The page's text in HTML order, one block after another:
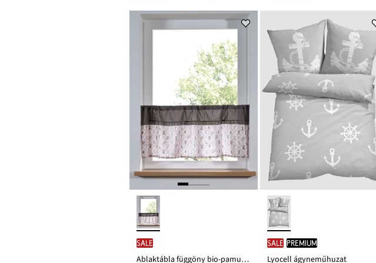
Ft-
ról
SALE
Ablaktábla függöny bio-pamutból
SALE PREMIUM
Lyocell ágyneműhuzat